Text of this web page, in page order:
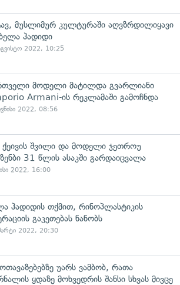
მუსლიმურ კულტურაში აღვზრდილიყავი
ჰადიდი
2022, 10:25
მოდელი მატილდა გვარლიანი
Armani-ის რეკლამაში გამოჩნდა
2022, 08:56
ქეივის შვილი და მოდელი ჯეთროუ
31 წლის ასაკში გარდაიცვალა
2022, 16:00
ჰადიდის თქმით, რინოპლასტიკის
გაკეთებას ნანობს
2022, 20:30
უარს ვამბობ, რათა
ყდაზე მოხვედრის შანსი სხვას მივცე